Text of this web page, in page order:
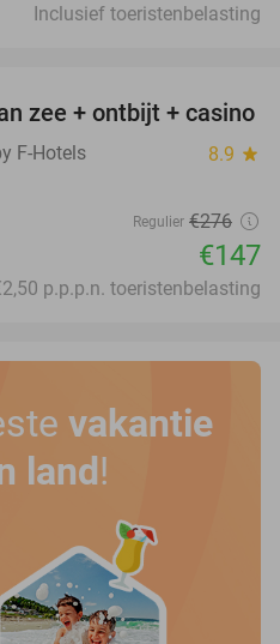
Inclusief toeristenbelasting
47%
zee + ontbijt + casino
F-Hotels 8.9 star
Regulier €276
€147
p.p.p.n. toeristenbelasting
vakantie
land !